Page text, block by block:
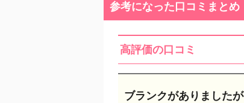
参考になった口コミまとめ
高評価の口コミ
ブランクがありました